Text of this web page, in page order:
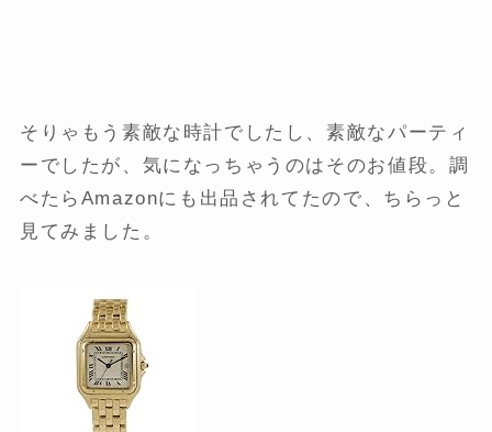
そりゃもう素敵な時計でしたし、素敵なパーティ
ーでしたが、気になっちゃうのはそのお値段。調
べたらAmazonにも出品されてたので、ちらっと
見てみました。